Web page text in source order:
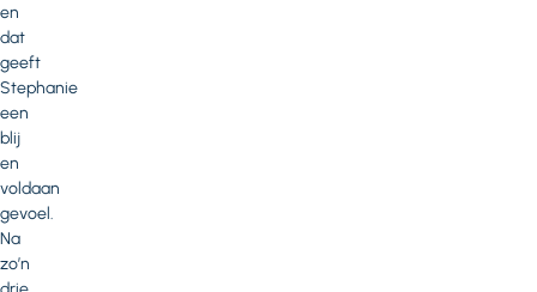
en
dat
geeft
Stephanie
een
blij
en
voldaan
gevoel.
Na
zo’n